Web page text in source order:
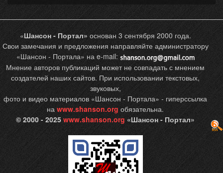
«Шансон - Портал» основан 3 сентября 2000 года.
Свои замечания и предложения направляйте администратору
«Шансон - Портала» на e-mail:
Мнение авторов публикаций может не совпадать с мнением
создателей наших сайтов. При использовании текстовых,
звуковых,
фото и видео материалов «Шансон - Портала» - гиперссылка
на www.shanson.org обязательна.
© 2000 - 2025 www.shanson.org «Шансон - Портал»